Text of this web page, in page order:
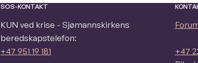
SOS-KONTAKT
KUN ved krise - Sjømannskirkens
beredskapstelefon:
+47 951 19 181
+47